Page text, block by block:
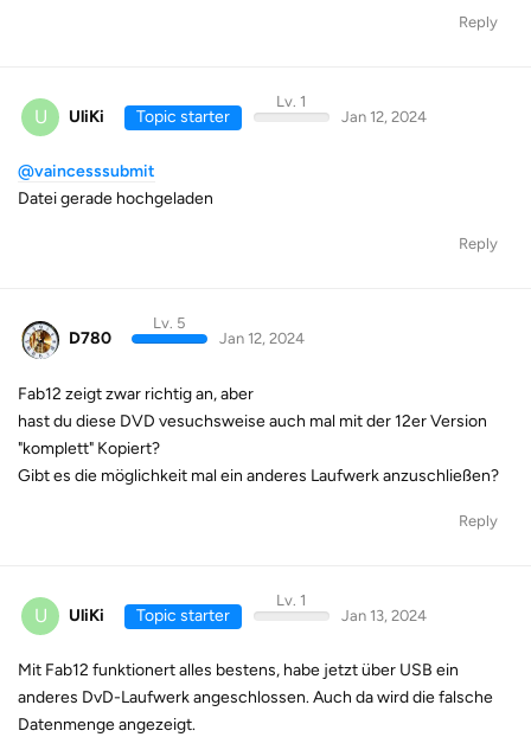
Reply
U UliKi Topic starter
Lv. 1
Jan 12, 2024
@vaincesssubmit
Datei gerade hochgeladen
Reply
D780
Lv. 5
Jan 12, 2024
Fab12 zeigt zwar richtig an, aber
hast du diese DVD vesuchsweise auch mal mit der 12er Version
"komplett" Kopiert?
Gibt es die möglichkeit mal ein anderes Laufwerk anzuschließen?
Reply
U UliKi Topic starter
Lv. 1
Jan 13, 2024
Mit Fab12 funktionert alles bestens, habe jetzt über USB ein
anderes DvD-Laufwerk angeschlossen. Auch da wird die falsche
Datenmenge angezeigt.